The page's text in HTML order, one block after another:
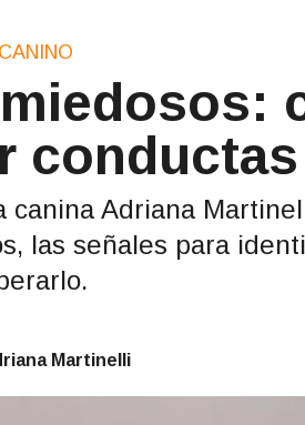
canina Adriana
las señales para
Martinelli